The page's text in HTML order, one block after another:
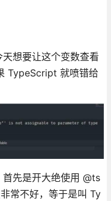
想要让这个变数查看
TypeScript 就喷错给
先是开大绝使用 @ts
常不好，等于是叫 Ty